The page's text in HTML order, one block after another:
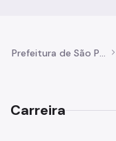
Carreira